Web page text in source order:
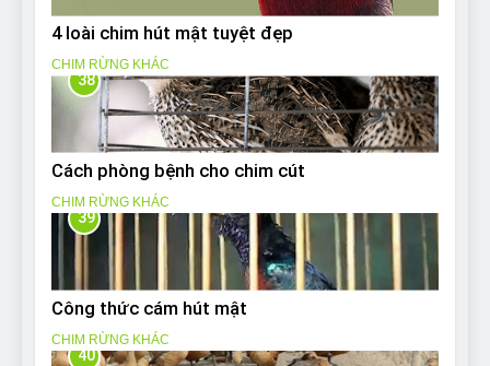
4 loài chim hút mật tuyệt đẹp
CHIM RỪNG KHÁC
38
Cách phòng bệnh cho chim cút
CHIM RỪNG KHÁC
39
Công thức cám hút mật
CHIM RỪNG KHÁC
40